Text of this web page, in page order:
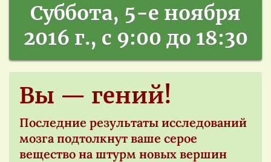
Суббота, 5-е ноября
2016 г., с 9:00 до 18:30
Вы — гений!
Последние результаты исследований
мозга подтолкнут ваше серое
вещество на штурм новых вершин